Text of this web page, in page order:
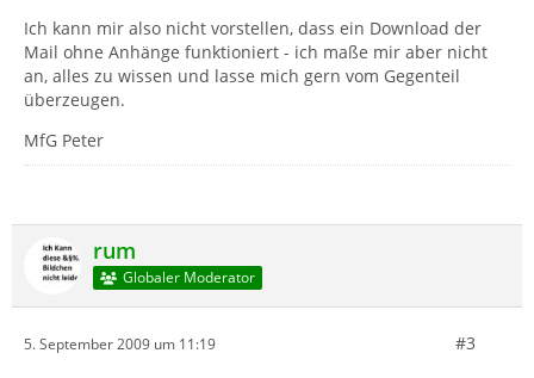
Ich kann mir also nicht vorstellen, dass ein Download der
Mail ohne Anhänge funktioniert - ich maße mir aber nicht
an, alles zu wissen und lasse mich gern vom Gegenteil
überzeugen.
MfG Peter
rum
Globaler Moderator
5. September 2009 um 11:19 #3